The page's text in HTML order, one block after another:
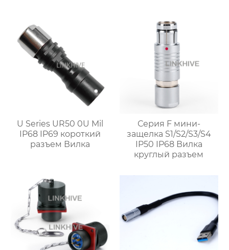
U Series UR50 0U Mil
IP68 IP69 короткий
разъем Вилка
Серия F мини-
защелка S1/S2/S3/S4
IP50 IP68 Вилка
круглый разъем